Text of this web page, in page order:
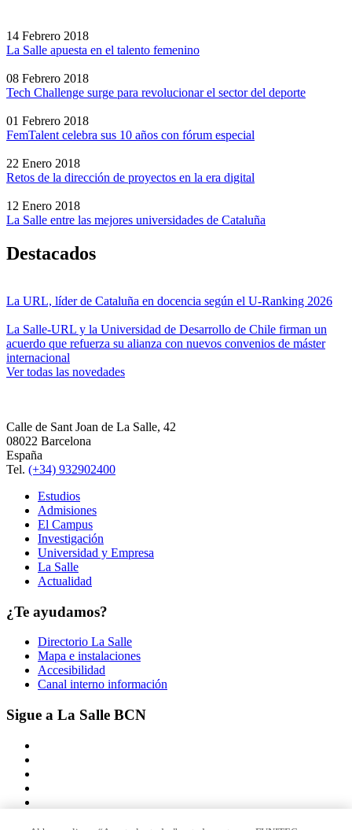
14 Febrero 2018
La Salle apuesta en el talento femenino
08 Febrero 2018
Tech Challenge surge para revolucionar el sector del deporte
01 Febrero 2018
FemTalent celebra sus 10 años con fórum especial
22 Enero 2018
Retos de la dirección de proyectos en la era digital
12 Enero 2018
La Salle entre las mejores universidades de Cataluña
Destacados
La URL, líder de Cataluña en docencia según el U-Ranking 2026
La Salle-URL y la Universidad de Desarrollo de Chile firman un
acuerdo que refuerza su alianza con nuevos convenios de máster
internacional
Ver todas las novedades
Calle de Sant Joan de La Salle, 42
08022 Barcelona
España
Tel. (+34) 932902400
Estudios
Admisiones
El Campus
Investigación
Universidad y Empresa
La Salle
Actualidad
¿Te ayudamos?
Directorio La Salle
Mapa e instalaciones
Accesibilidad
Canal interno información
Sigue a La Salle BCN